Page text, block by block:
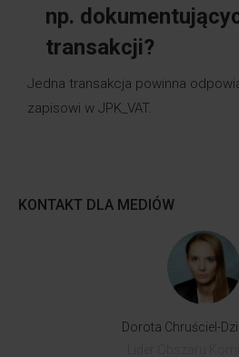
np.
transakcji?
Jedna transakcja powinna
zapisowi w JPK_VAT.
KONTAKT DLA MEDIÓW
Dorota Chruściel-